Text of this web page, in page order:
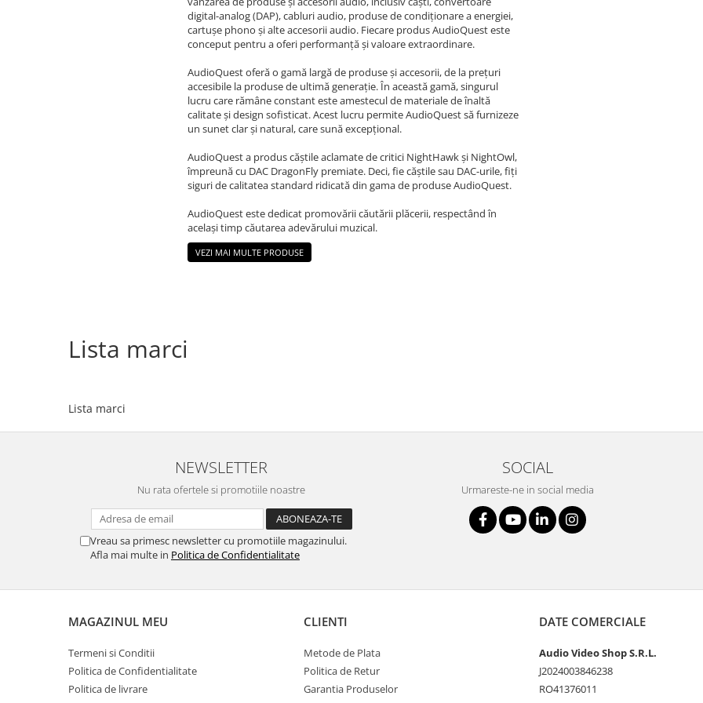
digital-analog (DAP), cabluri audio, produse de condiționare a energiei,
cartușe phono și alte accesorii audio. Fiecare produs AudioQuest este
conceput pentru a oferi performanță și valoare extraordinare.
AudioQuest oferă o gamă largă de produse și accesorii, de la prețuri
accesibile la produse de ultimă generație. În această gamă, singurul
lucru care rămâne constant este amestecul de materiale de înaltă
calitate și design sofisticat. Acest lucru permite AudioQuest să furnizeze
un sunet clar și natural, care sună excepțional.
AudioQuest a produs căștile aclamate de critici NightHawk și NightOwl,
împreună cu DAC DragonFly premiate. Deci, fie căștile sau DAC-urile, fiți
siguri de calitatea standard ridicată din gama de produse AudioQuest.
AudioQuest este dedicat promovării căutării plăcerii, respectând în
același timp căutarea adevărului muzical.
VEZI MAI MULTE PRODUSE
Lista marci
Lista marci
NEWSLETTER
Nu rata ofertele si promotiile noastre
Vreau sa primesc newsletter cu promotiile magazinului.
Afla mai multe in Politica de Confidentialitate
SOCIAL
Urmareste-ne in social media
MAGAZINUL MEU
Termeni si Conditii
Politica de Confidentialitate
Politica de livrare
CLIENTI
Metode de Plata
Politica de Retur
Garantia Produselor
DATE COMERCIALE
Audio Video Shop S.R.L.
J2024003846238
RO41376011